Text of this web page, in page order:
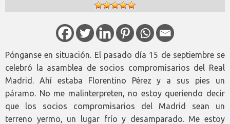
Pónganse en situación. El pasado día 15 de septiembre se
celebró la asamblea de socios compromisarios del Real
Madrid. Ahí estaba Florentino Pérez y a sus pies un
páramo. No me malinterpreten, no estoy queriendo decir
que los socios compromisarios del Madrid sean un
terreno yermo, un lugar frío y desamparado. Me estoy